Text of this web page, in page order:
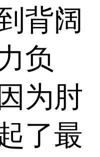
阔
负
为肘
了最